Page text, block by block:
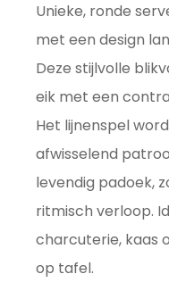
Unieke, ronde
met een design
Deze stijlvolle
eik met een
Het lijnenspel
afwisselend
levendig padoek,
ritmisch verloop.
charcuterie, kaas
op tafel.